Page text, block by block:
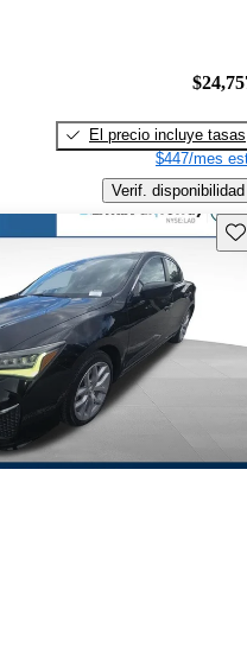
El precio incluye tasas
$447/mes
Verif. disponibilidad